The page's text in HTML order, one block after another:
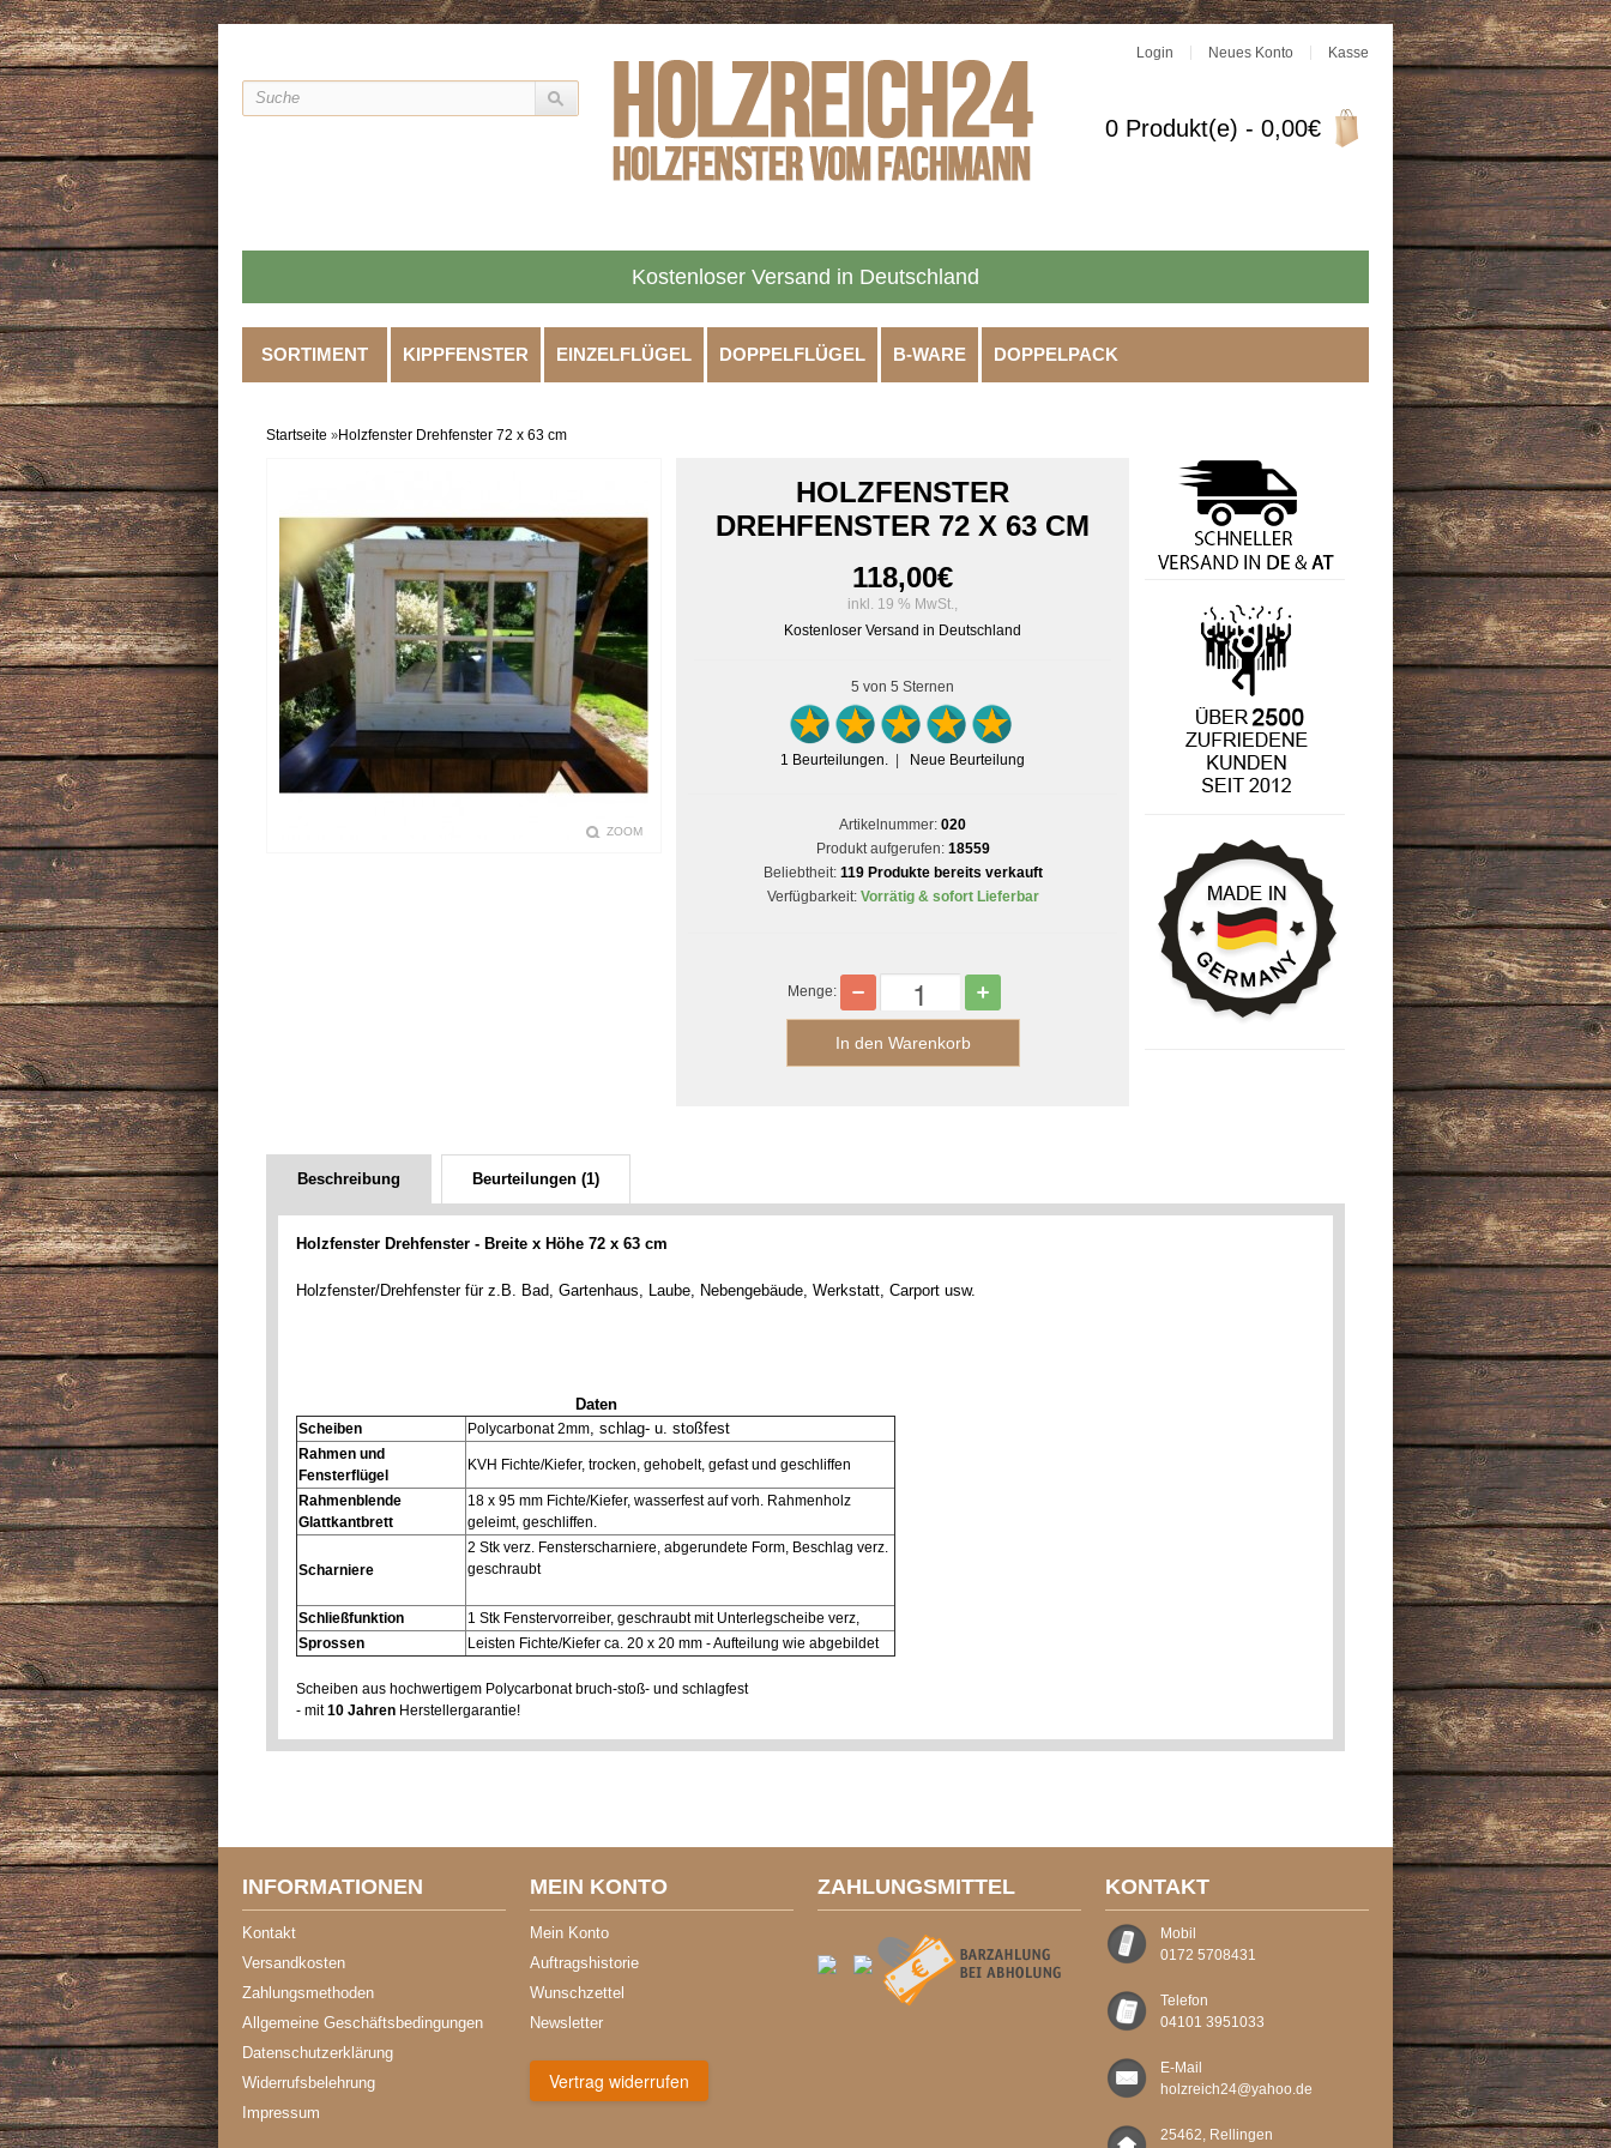
Login Neues Konto Kasse
0 Produkt(e) - 0,00€
Kostenloser Versand in Deutschland
SORTIMENT KIPPFENSTER EINZELFLÜGEL DOPPELFLÜGEL B-WARE DOPPELPACK
Startseite »Holzfenster Drehfenster 72 x 63 cm
ZOOM
HOLZFENSTER
DREHFENSTER 72 X 63 CM
118,00€
inkl. 19 % MwSt.,
Kostenloser Versand in Deutschland
5 von 5 Sternen
1 Beurteilungen. Neue Beurteilung
Artikelnummer: 020
Produkt aufgerufen:18559
Beliebtheit: 119 Produkte bereits verkauft
Verfügbarkeit: Vorrätig & sofort Lieferbar
Menge:
Beschreibung Beurteilungen (1)
Holzfenster Drehfenster - Breite x Höhe 72 x 63 cm
Holzfenster/Drehfenster für z.B. Bad, Gartenhaus, Laube, Nebengebäude, Werkstatt, Carport usw.
Daten
Scheiben Polycarbonat 2mm, schlag- u. stoßfest
Rahmen und
Fensterflügel
KVH Fichte/Kiefer, trocken, gehobelt, gefast und geschliffen
Rahmenblende
Glattkantbrett
18 x 95 mm Fichte/Kiefer, wasserfest auf vorh. Rahmenholz
geleimt, geschliffen.
Scharniere
2 Stk verz. Fensterscharniere, abgerundete Form, Beschlag verz.
geschraubt
Schließfunktion
1 Stk Fenstervorreiber, geschraubt mit Unterlegscheibe verz,
Sprossen
Leisten Fichte/Kiefer ca. 20 x 20 mm - Aufteilung wie abgebildet
Scheiben aus hochwertigem Polycarbonat bruch-stoß- und schlagfest
- mit10 Jahren Herstellergarantie!
INFORMATIONEN
Kontakt
Versandkosten
Zahlungsmethoden
Allgemeine Geschäftsbedingungen
Datenschutzerklärung
Widerrufsbelehrung
Impressum
MEIN KONTO
Mein Konto
Auftragshistorie
Wunschzettel
Newsletter
Vertrag widerrufen
ZAHLUNGSMITTEL KONTAKT
Mobil
0172 5708431
Telefon
04101 3951033
E-Mail
holzreich24@yahoo.de
25462, Rellingen